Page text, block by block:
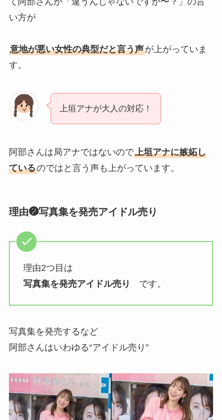
い方が
意地が悪い女性の典型だと言う声が上がっていま
す。
上垣アナが大人の対応！
阿部さんは局アナではないので上垣アナに嫉妬し
ているのではと言う声も上がっています。
理由❷写真集を発売アイドル売り
理由2つ目は
写真集を発売アイドル売り
です。
写真集を発売するなど
阿部さんはいわゆる“アイドル売り”